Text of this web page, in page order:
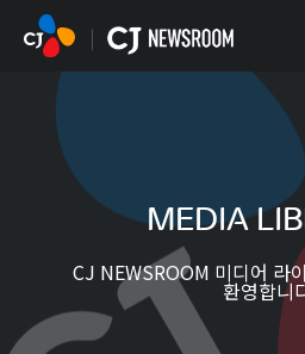
본문 바로가기
MEDIA
CJ NEWSROOM 미디어 라
환영합니